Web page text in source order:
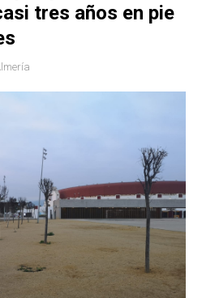
tres años en pie